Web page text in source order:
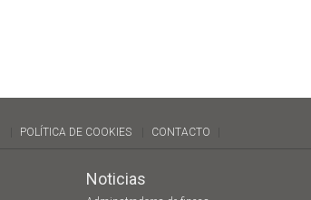
POLÍTICA DE COOKIES CONTACTO
Noticias